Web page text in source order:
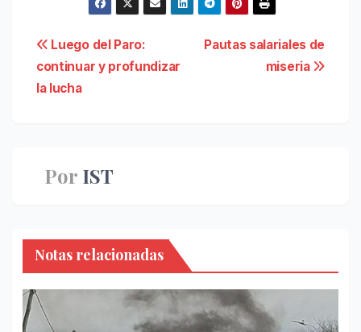
Navegación
de
Pautas salariales de
miseria
Luego del Paro:
continuar y profundizar
la lucha
Por IST
Notas relacionadas